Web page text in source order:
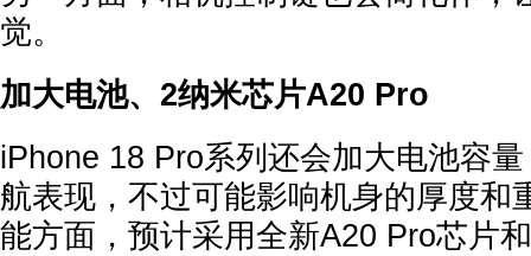
觉。
加大电池、2纳米芯片A20 Pro
iPhone 18 Pro系列还会加大电池容
航表现，不过可能影响机身的厚度和
能方面，预计采用全新A20 Pro芯片